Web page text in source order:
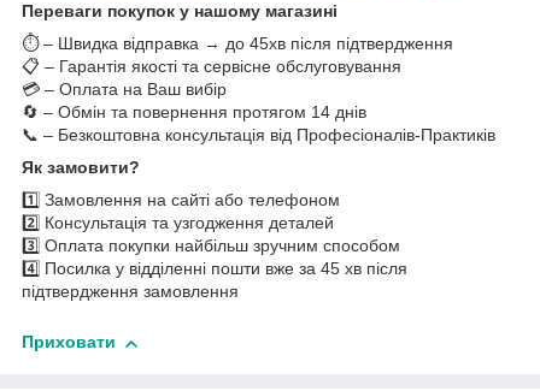
Переваги покупок у нашому магазині
⏱️ – Швидка відправка → до 45хв після підтвердження
📋 – Гарантія якості та сервісне обслуговування
💳 – Оплата на Ваш вибір
🔄 – Обмін та повернення протягом 14 днів
📞 – Безкоштовна консультація від Професіоналів-Практиків
Як замовити?
1️⃣ Замовлення на сайті або телефоном
2️⃣ Консультація та узгодження деталей
3️⃣ Оплата покупки найбільш зручним способом
4️⃣ Посилка у відділенні пошти вже за 45 хв після
підтвердження замовлення
Приховати